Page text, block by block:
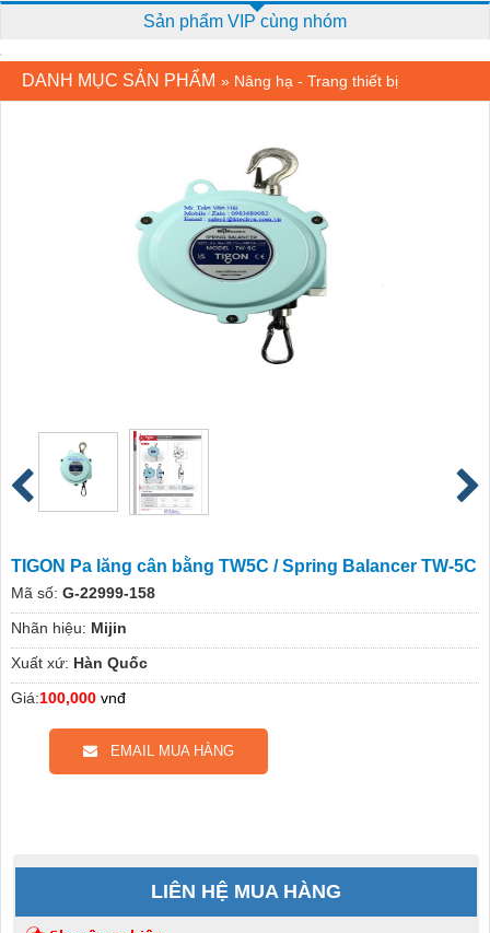
Sản phẩm VIP cùng nhóm
DANH MỤC SẢN PHẨM » Nâng hạ - Trang thiết bị
TIGON Pa lăng cân bằng TW5C / Spring Balancer TW-5C
Mã số: G-22999-158
Nhãn hiệu: Mijin
Xuất xứ: Hàn Quốc
Giá:100,000 vnđ
EMAIL MUA HÀNG
LIÊN HỆ MUA HÀNG